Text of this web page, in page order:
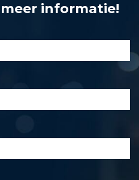
informatie!